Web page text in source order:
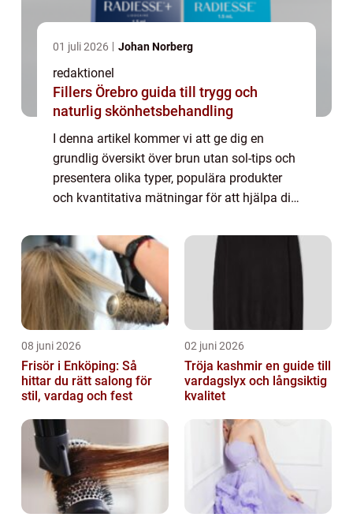
01 juli 2026 Johan Norberg
redaktionel
Fillers Örebro guida till trygg och
naturlig skönhetsbehandling
I denna artikel kommer vi att ge dig en
grundlig översikt över brun utan sol-tips och
presentera olika typer, populära produkter
och kvantitativa mätningar för att hjälpa dig
dig. Översikt över brun utan sol-...
08 juni 2026
Frisör i Enköping: Så
hittar du rätt salong för
stil, vardag och fest
02 juni 2026
Tröja kashmir en guide till
vardagslyx och långsiktig
kvalitet